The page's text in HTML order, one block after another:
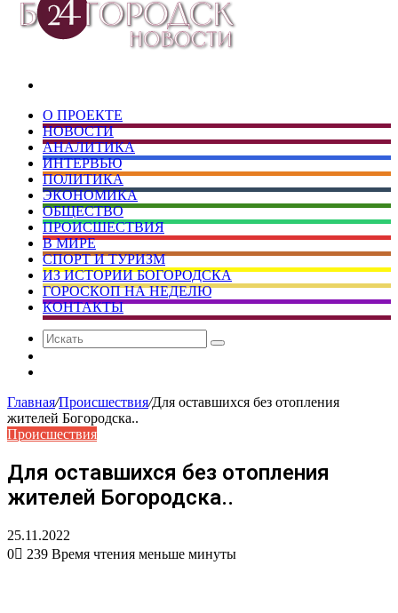
О ПРОЕКТЕ
НОВОСТИ
АНАЛИТИКА
ИНТЕРВЬЮ
ПОЛИТИКА
ЭКОНОМИКА
ОБЩЕСТВО
ПРОИСШЕСТВИЯ
В МИРЕ
СПОРТ И ТУРИЗМ
ИЗ ИСТОРИИ БОГОРОДСКА
ГОРОСКОП НА НЕДЕЛЮ
КОНТАКТЫ
Искать
Главная/Происшествия/Для оставшихся без отопления
жителей Богородска..
Происшествия
Для оставшихся без отопления
жителей Богородска..
25.11.2022
0
239 Время чтения меньше минуты